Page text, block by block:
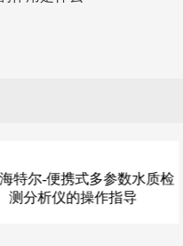
特尔-便携式多参数水质检
测分析仪的操作指导